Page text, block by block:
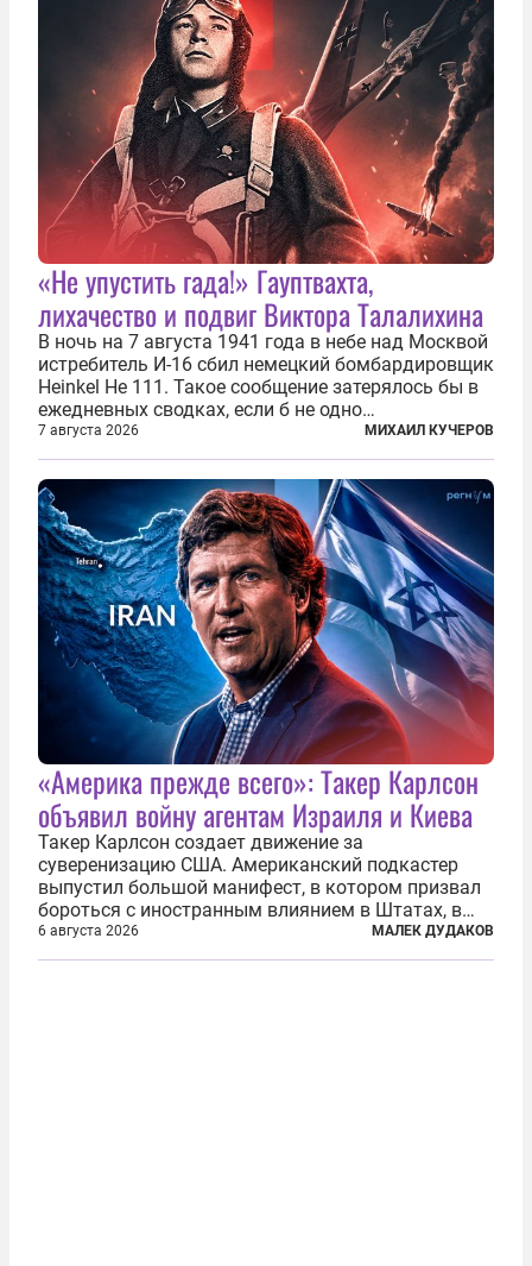
«Не упустить гада!» Гауптвахта,
лихачество и подвиг Виктора Талалихина
В ночь на 7 августа 1941 года в небе над Москвой
истребитель И-16 сбил немецкий бомбардировщик
Heinkel He 111. Такое сообщение затерялось бы в
ежедневных сводках, если б не одно
обстоятельство. Это был один из первых в
истории отечественной авиации ночных таранов.
У пилота — младшего лейтенанта...
7 августа 2026 МИХАИЛ КУЧЕРОВ
«Америка прежде всего»: Такер Карлсон
объявил войну агентам Израиля и Киева
Такер Карлсон создает движение за
суверенизацию США. Американский подкастер
выпустил большой манифест, в котором призвал
бороться с иностранным влиянием в Штатах, в
первую очередь имея в виду Израиль. А также
прекратить заморские войны, выплатить
6 августа 2026 МАЛЕК ДУДАКОВ